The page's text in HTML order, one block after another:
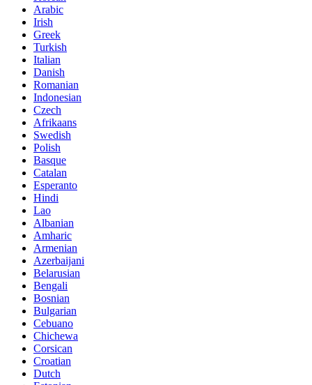
Arabic
Irish
Greek
Turkish
Italian
Danish
Romanian
Indonesian
Czech
Afrikaans
Swedish
Polish
Basque
Catalan
Esperanto
Hindi
Lao
Albanian
Amharic
Armenian
Azerbaijani
Belarusian
Bengali
Bosnian
Bulgarian
Cebuano
Chichewa
Corsican
Croatian
Dutch